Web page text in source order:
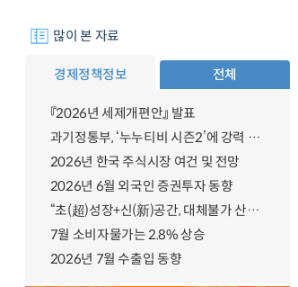
많이 본 자료
경제정책정보 전체
『2026년 세제개편안』 발표
과기정통부, ‘누누티비 시즌2’에 강력 대응 의지 밝혀
2026년 한국 주식시장 여건 및 전망
2026년 6월 외국인 증권투자 동향
“초(超)성장+신(新)공간, 대체불가 산업강국”
7월 소비자물가는 2.8% 상승
2026년 7월 수출입 동향